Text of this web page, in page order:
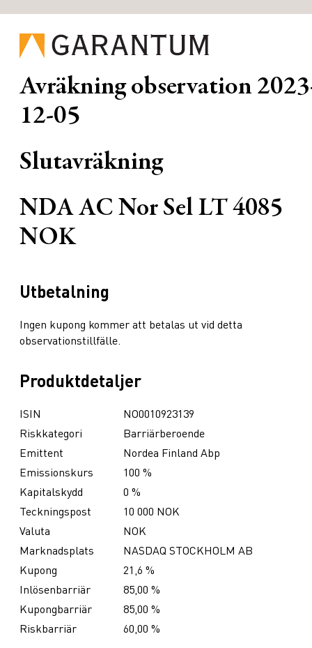
Avräkning observation
12-05
Slutavräkning
NDA AC Nor Sel LT 4085
NOK
Utbetalning
Ingen kupong kommer att betalas ut vid detta
observationstillfälle.
Produktdetaljer
ISIN
NO0010923139
Riskkategori
Barriärberoende
Emittent
Nordea Finland Abp
Emissionskurs
100 %
Kapitalskydd
0 %
Teckningspost
10 000 NOK
Valuta
NOK
Marknadsplats
NASDAQ STOCKHOLM AB
Kupong
21,6 %
Inlösenbarriär
85,00 %
Kupongbarriär
85,00 %
Riskbarriär
60,00 %